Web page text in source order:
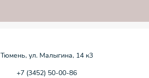
Тюмень, ул. Малыгина, 14 к3
+7 (3452) 50-00-86